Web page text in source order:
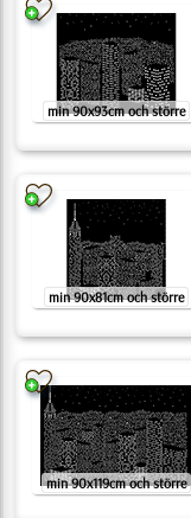
min 90x93cm och större
min 90x81cm och större
min 90x119cm och större